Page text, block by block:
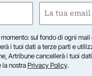
Email
sul fondo di ogni
i tuoi dati a terze parti e
Artribune cancellerà i tuoi
la nostraPrivacy Policy.